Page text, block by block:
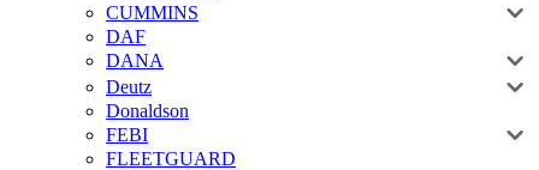
CUMMINS
DAF
DANA
Deutz
Donaldson
FEBI
FLEETGUARD